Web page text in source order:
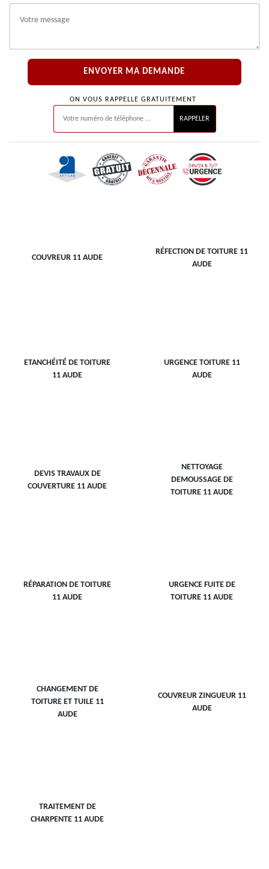
ON VOUS RAPPELLE GRATUITEMENT
COUVREUR 11 AUDE
RÉFECTION DE TOITURE 11
AUDE
ETANCHÉITÉ DE TOITURE
11 AUDE
URGENCE TOITURE 11
AUDE
DEVIS TRAVAUX DE
COUVERTURE 11 AUDE
NETTOYAGE
DEMOUSSAGE DE
TOITURE 11 AUDE
RÉPARATION DE TOITURE
11 AUDE
URGENCE FUITE DE
TOITURE 11 AUDE
CHANGEMENT DE
TOITURE ET TUILE 11
AUDE
COUVREUR ZINGUEUR 11
AUDE
TRAITEMENT DE
CHARPENTE 11 AUDE